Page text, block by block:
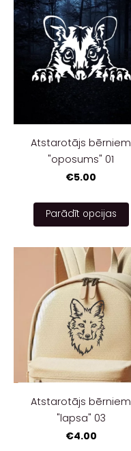
Atstarotājs bērniem
"oposums" 01
€5.00
Parādīt opcijas
Atstarotājs bērniem
"lapsa" 03
€4.00